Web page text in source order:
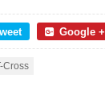
Google +
Cross